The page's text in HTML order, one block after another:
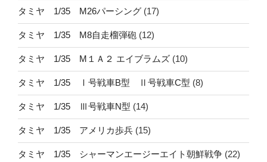
タミヤ 1/35 M26パーシング (17)
タミヤ 1/35 M8自走榴弾砲 (12)
タミヤ 1/35 M１Ａ２ エイブラムズ (10)
タミヤ 1/35 Ⅰ号戦車B型 Ⅱ号戦車C型 (8)
タミヤ 1/35 Ⅲ号戦車N型 (14)
タミヤ 1/35 アメリカ歩兵 (15)
タミヤ 1/35 シャーマンエージーエイト朝鮮戦争 (22)